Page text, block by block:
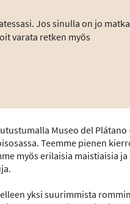
Jos sinulla on jo matka
varata retken myös
Museo del Plátano
Teemme pienen
myös erilaisia maistiaisia
yksi suurimmista rommin